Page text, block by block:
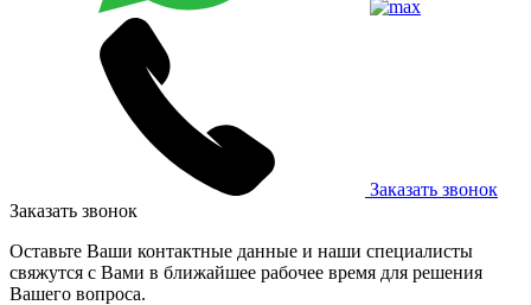
Заказать звонок
Заказать звонок
Оставьте Ваши контактные данные и наши специалисты
свяжутся с Вами в ближайшее рабочее время для решения
Вашего вопроса.